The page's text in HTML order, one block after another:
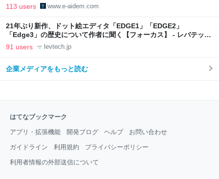
113 users www.e-aidem.com
21年ぶり新作、ドット絵エディタ「EDGE1」「EDGE2」
「Edge3」の歴史について作者に聞く【フォーカス】 - レバテック
LAB
91 users levtech.jp
企業メディアをもっと読む
はてなブックマーク
アプリ・拡張機能 開発ブログ ヘルプ お問い合わせ
ガイドライン 利用規約 プライバシーポリシー
利用者情報の外部送信について